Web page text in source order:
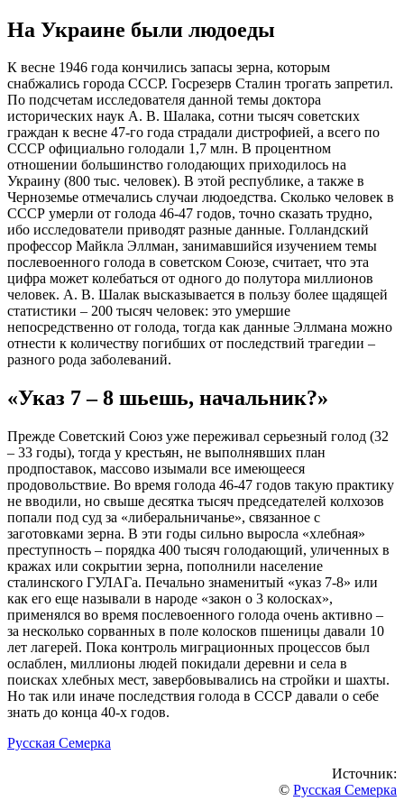
На Украине были людоеды
К весне 1946 года кончились запасы зерна, которым
снабжались города СССР. Госрезерв Сталин трогать запретил.
По подсчетам исследователя данной темы доктора
исторических наук А. В. Шалака, сотни тысяч советских
граждан к весне 47-го года страдали дистрофией, а всего по
СССР официально голодали 1,7 млн. В процентном
отношении большинство голодающих приходилось на
Украину (800 тыс. человек). В этой республике, а также в
Черноземье отмечались случаи людоедства. Сколько человек в
СССР умерли от голода 46-47 годов, точно сказать трудно,
ибо исследователи приводят разные данные. Голландский
профессор Майкла Эллман, занимавшийся изучением темы
послевоенного голода в советском Союзе, считает, что эта
цифра может колебаться от одного до полутора миллионов
человек. А. В. Шалак высказывается в пользу более щадящей
статистики – 200 тысяч человек: это умершие
непосредственно от голода, тогда как данные Эллмана можно
отнести к количеству погибших от последствий трагедии –
разного рода заболеваний.
«Указ 7 – 8 шьешь, начальник?»
Прежде Советский Союз уже переживал серьезный голод (32
– 33 годы), тогда у крестьян, не выполнявших план
продпоставок, массово изымали все имеющееся
продовольствие. Во время голода 46-47 годов такую практику
не вводили, но свыше десятка тысяч председателей колхозов
попали под суд за «либеральничанье», связанное с
заготовками зерна. В эти годы сильно выросла «хлебная»
преступность – порядка 400 тысяч голодающий, уличенных в
кражах или сокрытии зерна, пополнили население
сталинского ГУЛАГа. Печально знаменитый «указ 7-8» или
как его еще называли в народе «закон о 3 колосках»,
применялся во время послевоенного голода очень активно –
за несколько сорванных в поле колосков пшеницы давали 10
лет лагерей. Пока контроль миграционных процессов был
ослаблен, миллионы людей покидали деревни и села в
поисках хлебных мест, завербовывались на стройки и шахты.
Но так или иначе последствия голода в СССР давали о себе
знать до конца 40-х годов.
Русская Семерка
Источник:
© Русская Семерка